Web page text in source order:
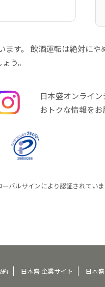
す。 飲酒運転は絶対にや
う。
日本盛オンライ
おトクな情報を
ーバルサインにより認証されてい
約 日本盛 企業サイト 日本